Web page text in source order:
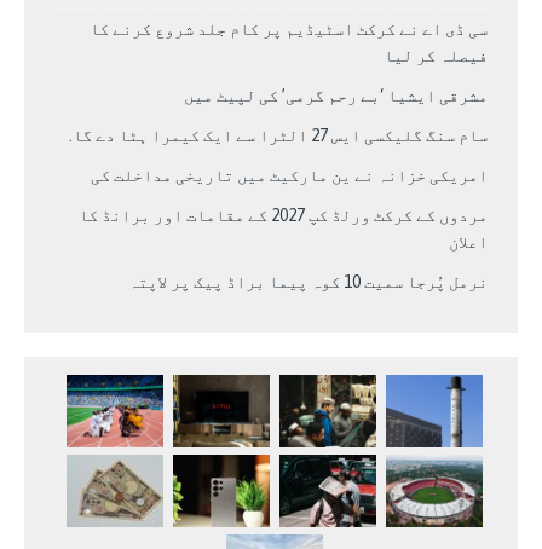
سی ڈی اے نے کرکٹ اسٹیڈیم پر کام جلد شروع کرنے کا
فیصلہ کر لیا
مشرقی ایشیا ‘بے رحم گرمی’ کی لپیٹ میں
سام سنگ گلیکسی ایس 27 الٹرا سے ایک کیمرا ہٹا دے گا.
امریکی خزانہ نے ین مارکیٹ میں تاریخی مداخلت کی
مردوں کے کرکٹ ورلڈ کپ 2027 کے مقامات اور برانڈ کا
اعلان
نرمل پُرجا سمیت 10 کوہ پیما براڈ پیک پر لاپتہ